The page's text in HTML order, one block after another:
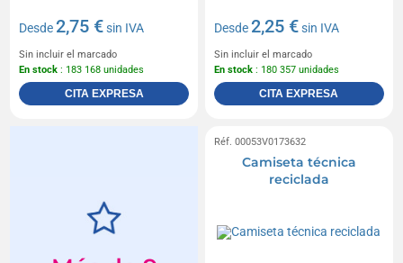
Desde2,75 €sin IVA
Sin incluir el marcado
En stock : 183 168 unidades
CITA EXPRESA
Desde2,25 €sin IVA
Sin incluir el marcado
En stock : 180 357 unidades
CITA EXPRESA
Réf. 00053V0173632
Camiseta técnica
reciclada